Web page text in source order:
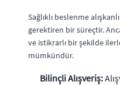
Sağlıklı beslenme
gerektiren bir süreçtir.
ve istikrarlı bir şekilde
mümkündür.
Bilinçli Alışveriş: